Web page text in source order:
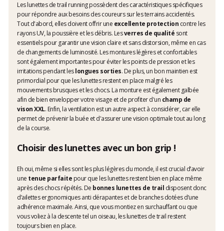
Les lunettes de trail running possèdent des caractéristiques spécifiques
pour répondre aux besoins des coureurs sur les terrains accidentés.
Tout d'abord, elles doivent offrir une excellente protection contre les
rayons UV, la poussière et les débris. Lesverres de qualité sont
essentiels pour garantir une vision claire et sans distorsion, même en cas
de changements de luminosité. Les montures légères et confortables
sont également importantes pour éviter les points de pression et les
irritations pendant leslongues sorties. De plus, un bon maintien est
primordial pour que les lunettes restent en place malgré les
mouvements brusques et les chocs. La monture est également galbée
afin de bien envelopper votre visage et de profiter d'un champ de
vison XXL. Enfin, la ventilation est un autre aspect à considérer, car elle
permet de prévenir la buée et d'assurer une vision optimale tout au long
de la course.
Choisir des lunettes avec un bon grip !
Eh oui, même si elles sont les plus légères du monde, il est crucial d’avoir
une tenue parfaite pour que les lunettes restent bien en place même
après des chocs répétés. De bonnes lunettes de trail disposent donc
d’ailettes ergonomiques anti dérapantes et de branches dotées d’une
adhérence maximale. Ainsi, que vous montiez en surchauffant ou que
vous voliez à la descente tel un oiseau, les lunettes de trail restent
toujours bien en place.